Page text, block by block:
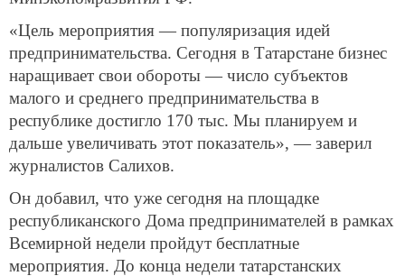
«Цель мероприятия — популяризация идей
предпринимательства. Сегодня в Татарстане бизнес
наращивает свои обороты — число субъектов
малого и среднего предпринимательства в
республике достигло 170 тыс. Мы планируем и
дальше увеличивать этот показатель», — заверил
журналистов Салихов.
Он добавил, что уже сегодня на площадке
республиканского Дома предпринимателей в рамках
Всемирной недели пройдут бесплатные
мероприятия. До конца недели татарстанских